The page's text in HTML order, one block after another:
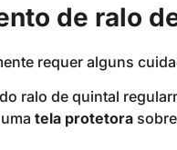
de ralo
requer alguns
ralo de quintal
tela protetora